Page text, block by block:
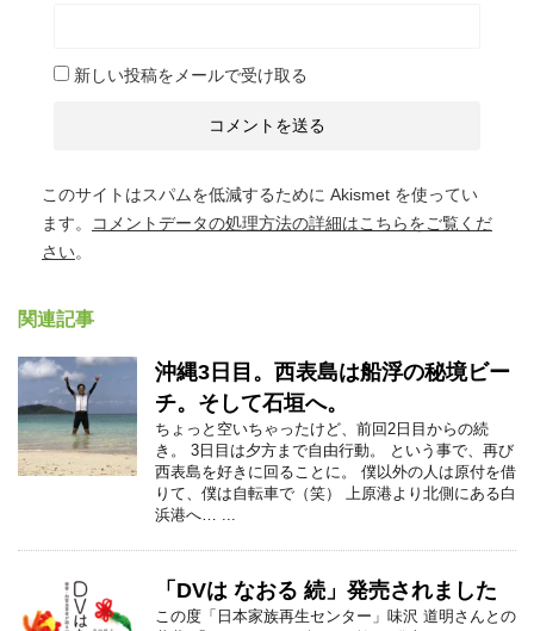
新しい投稿をメールで受け取る
このサイトはスパムを低減するために Akismet を使ってい
ます。
コメントデータの処理方法の詳細はこちらをご覧くだ
さい。
関連記事
沖縄3日目。西表島は船浮の秘境ビー
チ。そして石垣へ。
ちょっと空いちゃったけど、前回2日目からの続
き。 3日目は夕方まで自由行動。 という事で、再び
西表島を好きに回ることに。 僕以外の人は原付を借
りて、僕は自転車で（笑） 上原港より北側にある白
浜港へ… ...
「DVは なおる 続」発売されました
この度「日本家族再生センター」味沢 道明さんとの